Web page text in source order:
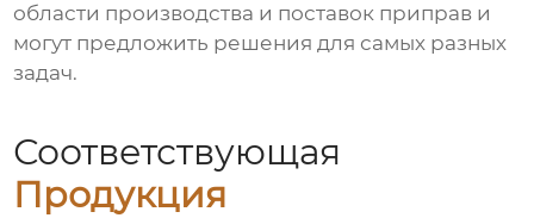
области производства и поставок приправ и
могут предложить решения для самых разных
задач.
Соответствующая
Продукция